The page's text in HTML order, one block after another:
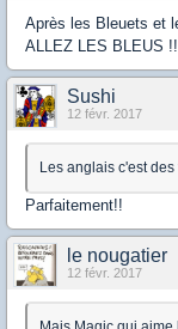
Après les Bleuets et
ALLEZ LES BLEUS
Sushi
12 févr. 2017
Les anglais c'est des
Parfaitement!!
le nougatier
12 févr. 2017